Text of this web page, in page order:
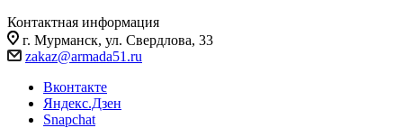
Контактная информация
г. Мурманск, ул. Свердлова, 33
zakaz@armada51.ru
Вконтакте
Яндекс.Дзен
Snapchat